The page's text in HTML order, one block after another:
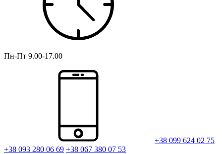
Пн-Пт 9.00-17.00
+38 099 624 02 75
+38 093 280 06 69 +38 067 380 07 53